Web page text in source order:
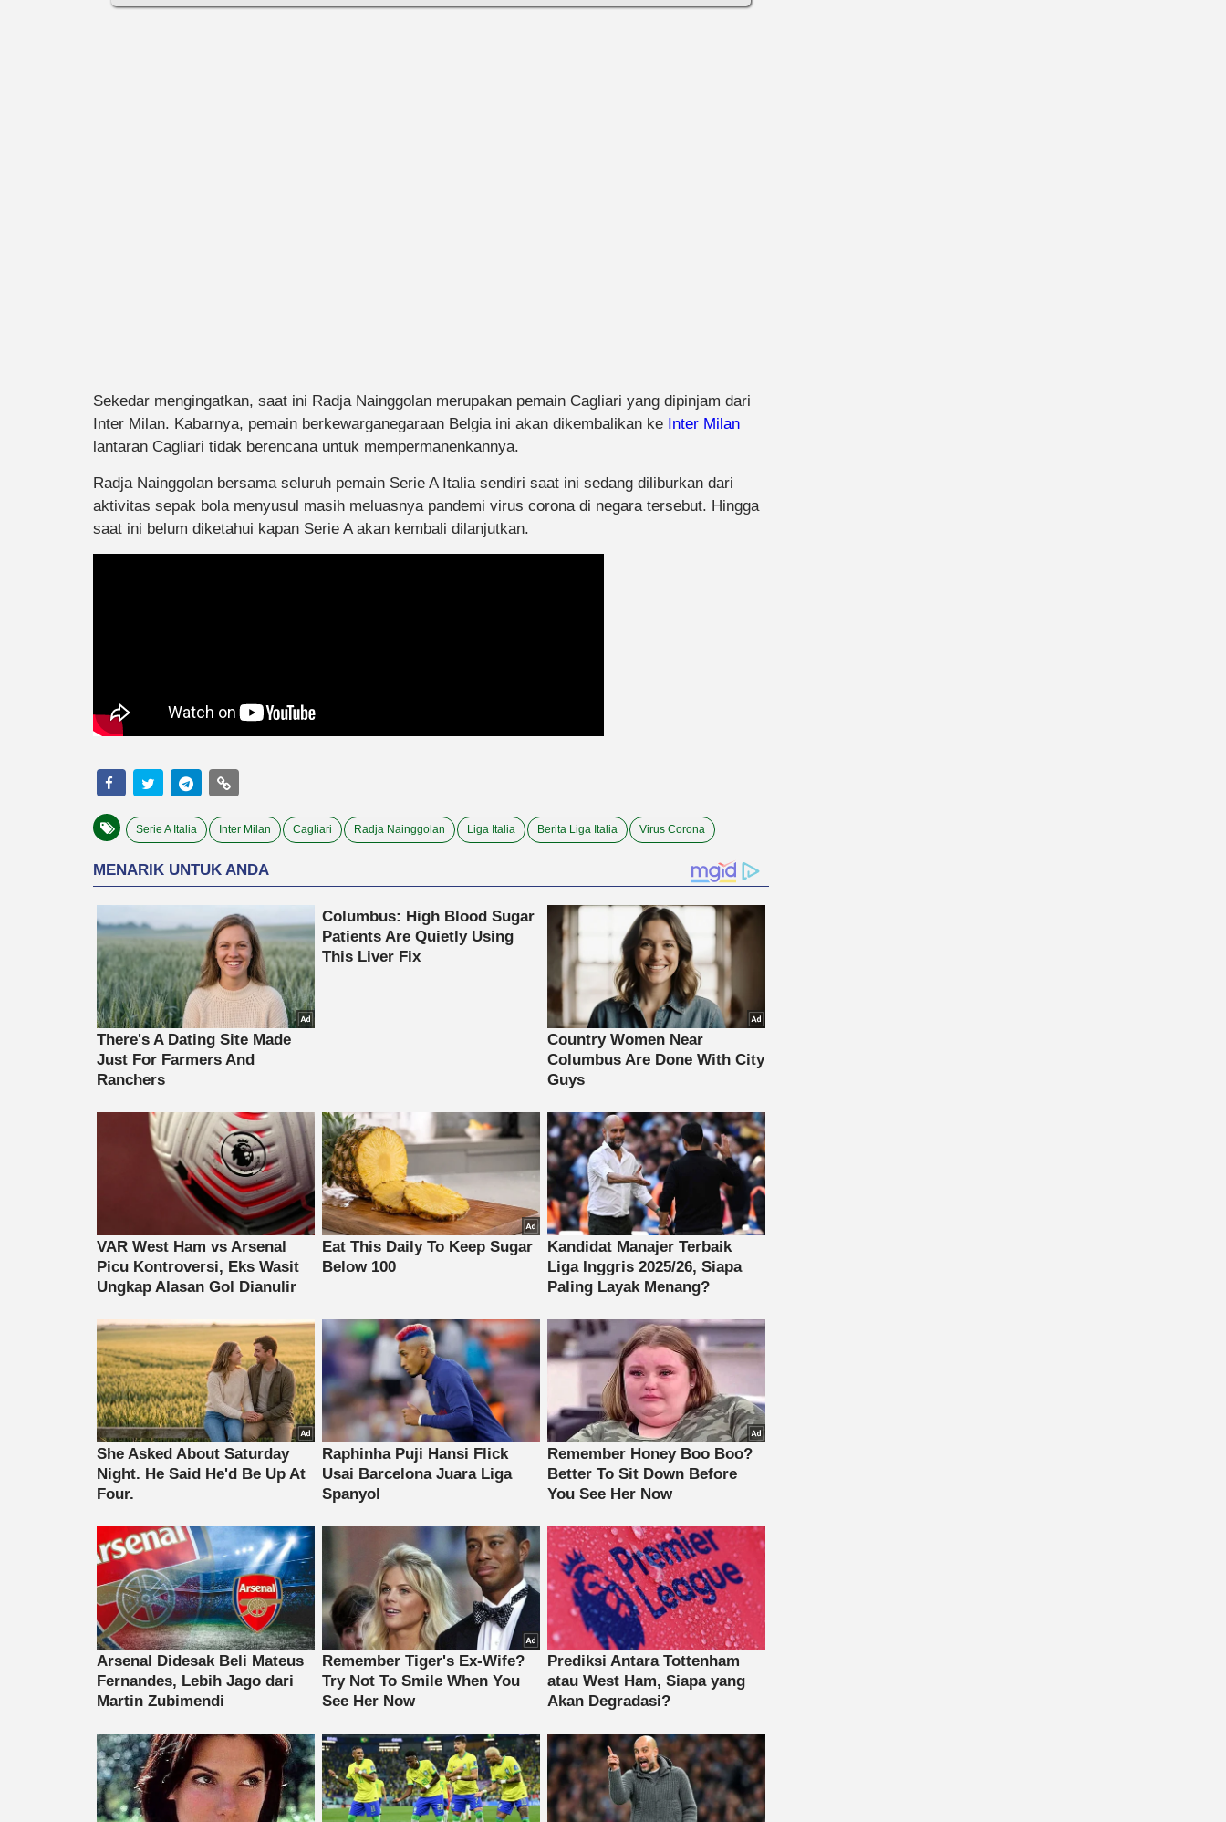
Sekedar mengingatkan, saat ini Radja Nainggolan merupakan pemain Cagliari yang dipinjam dari
Inter Milan. Kabarnya, pemain berkewarganegaraan Belgia ini akan dikembalikan ke Inter Milan
lantaran Cagliari tidak berencana untuk mempermanenkannya.
Radja Nainggolan bersama seluruh pemain Serie A Italia sendiri saat ini sedang diliburkan dari
aktivitas sepak bola menyusul masih meluasnya pandemi virus corona di negara tersebut. Hingga
saat ini belum diketahui kapan Serie A akan kembali dilanjutkan.
Serie A Italia Inter Milan Cagliari Radja Nainggolan Liga Italia Berita Liga Italia Virus Corona